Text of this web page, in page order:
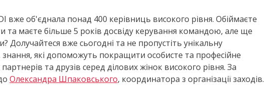
вже об'єднала понад 400 керівниць високого рівня. Обіймаєте
та маєте більше 5 років досвіду керування командою, але ще
Долучайтеся вже сьогодні та не пропустіть унікальну
знання, які допоможуть покращити особисте та професійне
та друзів серед ділових жінок високого рівня. За
Олександра Шпаковського, координатора з організації заходів.